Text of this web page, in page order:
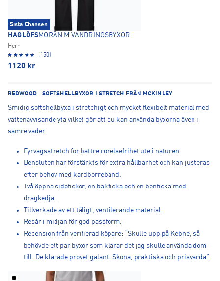
Sista Chansen
HAGLÖFSMORÄN M VANDRINGSBYXOR
Herr
(150)
1120 kr
REDWOOD - SOFTSHELLBYXOR I STRETCH FRÅN MCKINLEY
Smidig softshellbyxa i stretchigt och mycket flexibelt material med
vattenavvisande yta vilket gör att du kan använda byxorna även i
sämre väder.
Fyrvägsstretch för bättre rörelsefrihet ute i naturen.
Bensluten har förstärkts för extra hållbarhet och kan justeras
efter behov med kardborreband.
Två öppna sidofickor, en bakficka och en benficka med
dragkedja.
Tillverkade av ett tåligt, ventilerande material.
Resår i midjan för god passform.
Recension från verifierad köpare: “Skulle upp på Kebne, så
behövde ett par byxor som klarar det jag skulle använda dom
till. De klarade provet galant. Sköna, praktiska och prisvärda”.